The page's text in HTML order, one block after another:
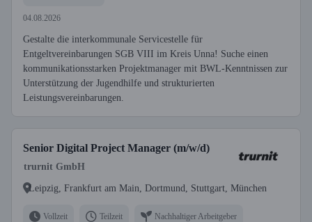
04.08.2026
Gestalte die interkommunale Servicestelle für
Entgeltvereinbarungen SGB VIII im Kreis Unna! Suche einen
kommunikationsstarken Projektmanager mit BWL-Kenntnissen zur
Unterstützung der Jugendhilfe und strukturierten
Leistungsvereinbarungen.
Senior Digital Project Manager (m/w/d)
trurnit GmbH
Leipzig, Frankfurt am Main, Dortmund, Stuttgart, München
Vollzeit Teilzeit Nachhaltiger Arbeitgeber